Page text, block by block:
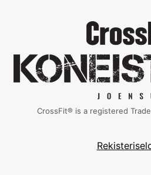
CrossFit® is a registered